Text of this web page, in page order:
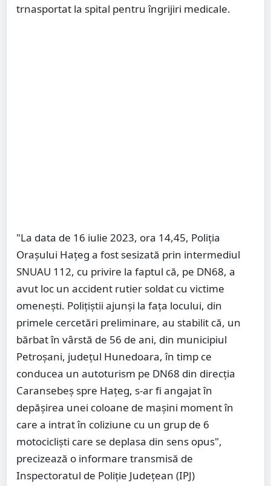
trnasportat la spital pentru îngrijiri medicale.
"La data de 16 iulie 2023, ora 14,45, Poliţia
Oraşului Haţeg a fost sesizată prin intermediul
SNUAU 112, cu privire la faptul că, pe DN68, a
avut loc un accident rutier soldat cu victime
omeneşti. Poliţiştii ajunşi la faţa locului, din
primele cercetări preliminare, au stabilit că, un
bărbat în vârstă de 56 de ani, din municipiul
Petroşani, judeţul Hunedoara, în timp ce
conducea un autoturism pe DN68 din direcţia
Caransebeş spre Haţeg, s-ar fi angajat în
depăşirea unei coloane de maşini moment în
care a intrat în coliziune cu un grup de 6
motociclişti care se deplasa din sens opus",
precizează o informare transmisă de
Inspectoratul de Poliţie Judeţean (IPJ)